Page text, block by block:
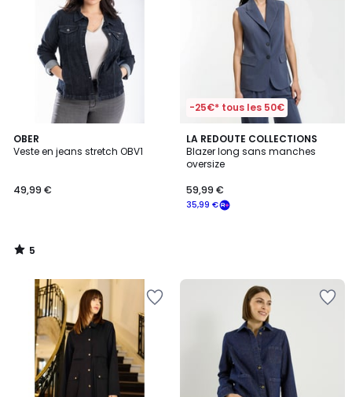
OBER
Veste en jeans stretch OBV1
49,99 €
5
/
5
/
-25€* tous les 50€
LA REDOUTE COLLECTIONS
Blazer long sans manches
oversize
35,99 €
59,99 €